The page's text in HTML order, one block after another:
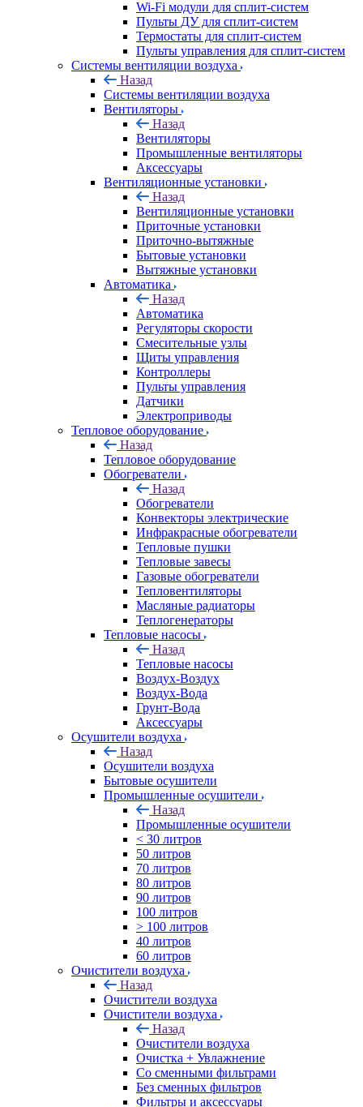
Wi-Fi модули для сплит-систем
Пульты ДУ для сплит-систем
Термостаты для сплит-систем
Пульты управления для сплит-систем
Системы вентиляции воздуха
Назад
Системы вентиляции воздуха
Вентиляторы
Назад
Вентиляторы
Промышленные вентиляторы
Аксессуары
Вентиляционные установки
Назад
Вентиляционные установки
Приточные установки
Приточно-вытяжные
Бытовые установки
Вытяжные установки
Автоматика
Назад
Автоматика
Регуляторы скорости
Смесительные узлы
Щиты управления
Контроллеры
Пульты управления
Датчики
Электроприводы
Тепловое оборудование
Назад
Тепловое оборудование
Обогреватели
Назад
Обогреватели
Конвекторы электрические
Инфракрасные обогреватели
Тепловые пушки
Тепловые завесы
Газовые обогреватели
Тепловентиляторы
Масляные радиаторы
Теплогенераторы
Тепловые насосы
Назад
Тепловые насосы
Воздух-Воздух
Воздух-Вода
Грунт-Вода
Аксессуары
Осушители воздуха
Назад
Осушители воздуха
Бытовые осушители
Промышленные осушители
Назад
Промышленные осушители
< 30 литров
50 литров
70 литров
80 литров
90 литров
100 литров
> 100 литров
40 литров
60 литров
Очистители воздуха
Назад
Очистители воздуха
Очистители воздуха
Назад
Очистители воздуха
Очистка + Увлажнение
Cо сменными фильтрами
Без сменных фильтров
Фильтры и аксессуары